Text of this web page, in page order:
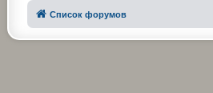
Список форумов